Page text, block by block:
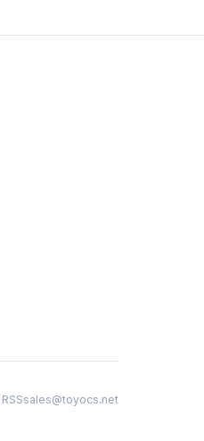
RSSsales@toyocs.net